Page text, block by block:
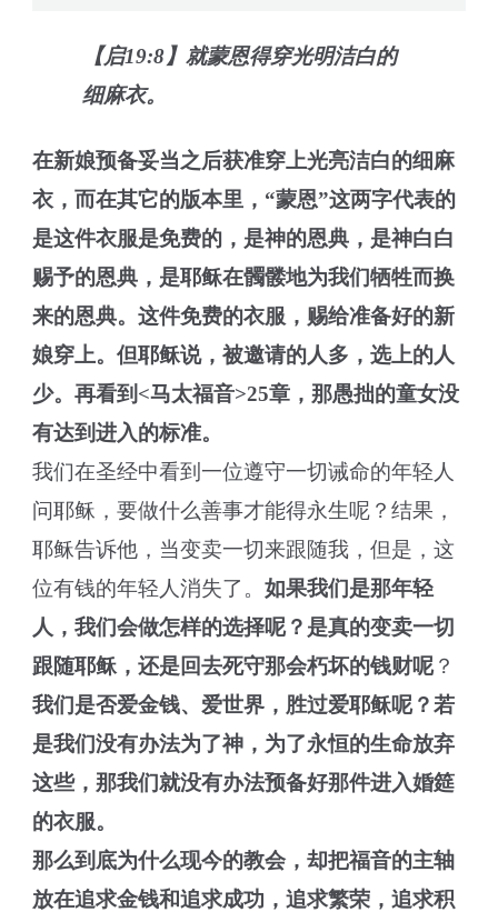
【启19:8】就蒙恩得穿光明洁白的
细麻衣。
在新娘预备妥当之后获准穿上光亮洁白的细麻
衣，而在其它的版本里，“蒙恩”这两字代表的
是这件衣服是免费的，是神的恩典，是神白白
赐予的恩典，是耶稣在髑髅地为我们牺牲而换
来的恩典。这件免费的衣服，赐给准备好的新
娘穿上。但耶稣说，被邀请的人多，选上的人
少。再看到<马太福音>25章，那愚拙的童女没
有达到进入的标准。
我们在圣经中看到一位遵守一切诫命的年轻人
问耶稣，要做什么善事才能得永生呢？结果，
耶稣告诉他，当变卖一切来跟随我，但是，这
位有钱的年轻人消失了。如果我们是那年轻
人，我们会做怎样的选择呢？是真的变卖一切
跟随耶稣，还是回去死守那会朽坏的钱财呢？
我们是否爱金钱、爱世界，胜过爱耶稣呢？若
是我们没有办法为了神，为了永恒的生命放弃
这些，那我们就没有办法预备好那件进入婚筵
的衣服。
那么到底为什么现今的教会，却把福音的主轴
放在追求金钱和追求成功，追求繁荣，追求积